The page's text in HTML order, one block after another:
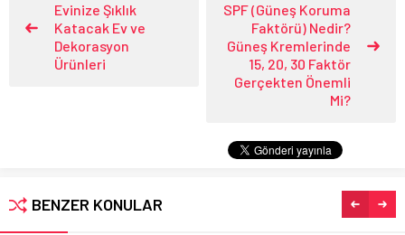
Evinize Şıklık
Katacak Ev ve
Dekorasyon
Ürünleri
SPF (Güneş Koruma
Faktörü) Nedir?
Güneş Kremlerinde
15, 20, 30 Faktör
Gerçekten Önemli
Mi?
BENZER KONULAR